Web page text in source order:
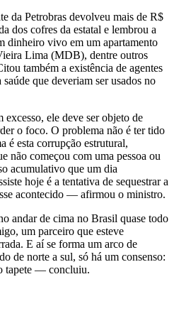
da Petrobras devolveu mais de R$
dos cofres da estatal e lembrou a
dinheiro vivo em um apartamento
Lima (MDB), dentre outros
também a existência de agentes
que deveriam ser usados no
ele deve ser objeto de
o foco. O problema não é ter tido
é esta corrupção estrutural,
não começou com uma pessoa ou
acumulativo que um dia
hoje é a tentativa de sequestrar a
acontecido — afirmou o ministro.
andar de cima no Brasil quase todo
um parceiro que esteve
E aí se forma um arco de
de norte a sul, só há um consenso:
tapete — concluiu.